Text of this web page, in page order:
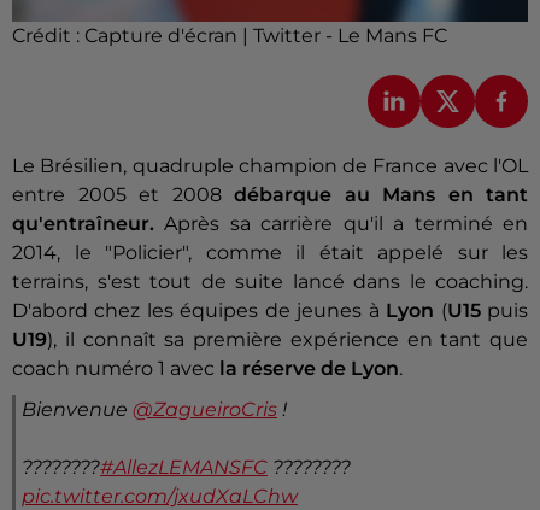
Crédit : Capture d'écran | Twitter - Le Mans FC
Le Brésilien, quadruple champion de France avec l'OL
entre 2005 et 2008 débarque au Mans en tant
qu'entraîneur. Après sa carrière qu'il a terminé en
2014, le "Policier", comme il était appelé sur les
terrains, s'est tout de suite lancé dans le coaching.
D'abord chez les équipes de jeunes à Lyon (U15puis
U19), il connaît sa première expérience en tant que
coach numéro 1 avec la réserve de Lyon.
Bienvenue @ZagueiroCris !
????????#AllezLEMANSFC ????????
pic.twitter.com/jxudXaLChw